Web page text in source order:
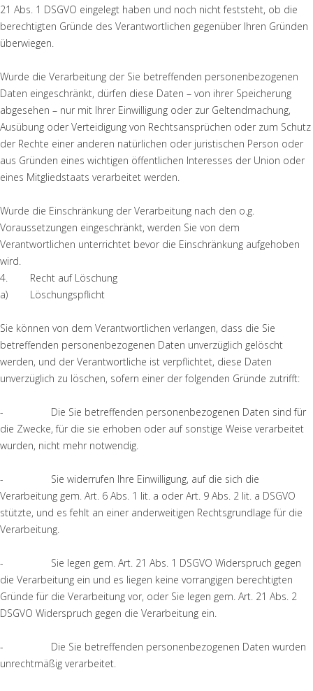
21 Abs. 1 DSGVO eingelegt haben und noch nicht feststeht, ob die
berechtigten Gründe des Verantwortlichen gegenüber Ihren Gründen
überwiegen.
Wurde die Verarbeitung der Sie betreffenden personenbezogenen
Daten eingeschränkt, dürfen diese Daten – von ihrer Speicherung
abgesehen – nur mit Ihrer Einwilligung oder zur Geltendmachung,
Ausübung oder Verteidigung von Rechtsansprüchen oder zum Schutz
der Rechte einer anderen natürlichen oder juristischen Person oder
aus Gründen eines wichtigen öffentlichen Interesses der Union oder
eines Mitgliedstaats verarbeitet werden.
Wurde die Einschränkung der Verarbeitung nach den o.g.
Voraussetzungen eingeschränkt, werden Sie von dem
Verantwortlichen unterrichtet bevor die Einschränkung aufgehoben
wird.
4. Recht auf Löschung
a) Löschungspflicht
Sie können von dem Verantwortlichen verlangen, dass die Sie
betreffenden personenbezogenen Daten unverzüglich gelöscht
werden, und der Verantwortliche ist verpflichtet, diese Daten
unverzüglich zu löschen, sofern einer der folgenden Gründe zutrifft:
- Die Sie betreffenden personenbezogenen Daten sind für
die Zwecke, für die sie erhoben oder auf sonstige Weise verarbeitet
wurden, nicht mehr notwendig.
- Sie widerrufen Ihre Einwilligung, auf die sich die
Verarbeitung gem. Art. 6 Abs. 1 lit. a oder Art. 9 Abs. 2 lit. a DSGVO
stützte, und es fehlt an einer anderweitigen Rechtsgrundlage für die
Verarbeitung.
- Sie legen gem. Art. 21 Abs. 1 DSGVO Widerspruch gegen
die Verarbeitung ein und es liegen keine vorrangigen berechtigten
Gründe für die Verarbeitung vor, oder Sie legen gem. Art. 21 Abs. 2
DSGVO Widerspruch gegen die Verarbeitung ein.
- Die Sie betreffenden personenbezogenen Daten wurden
unrechtmäßig verarbeitet.